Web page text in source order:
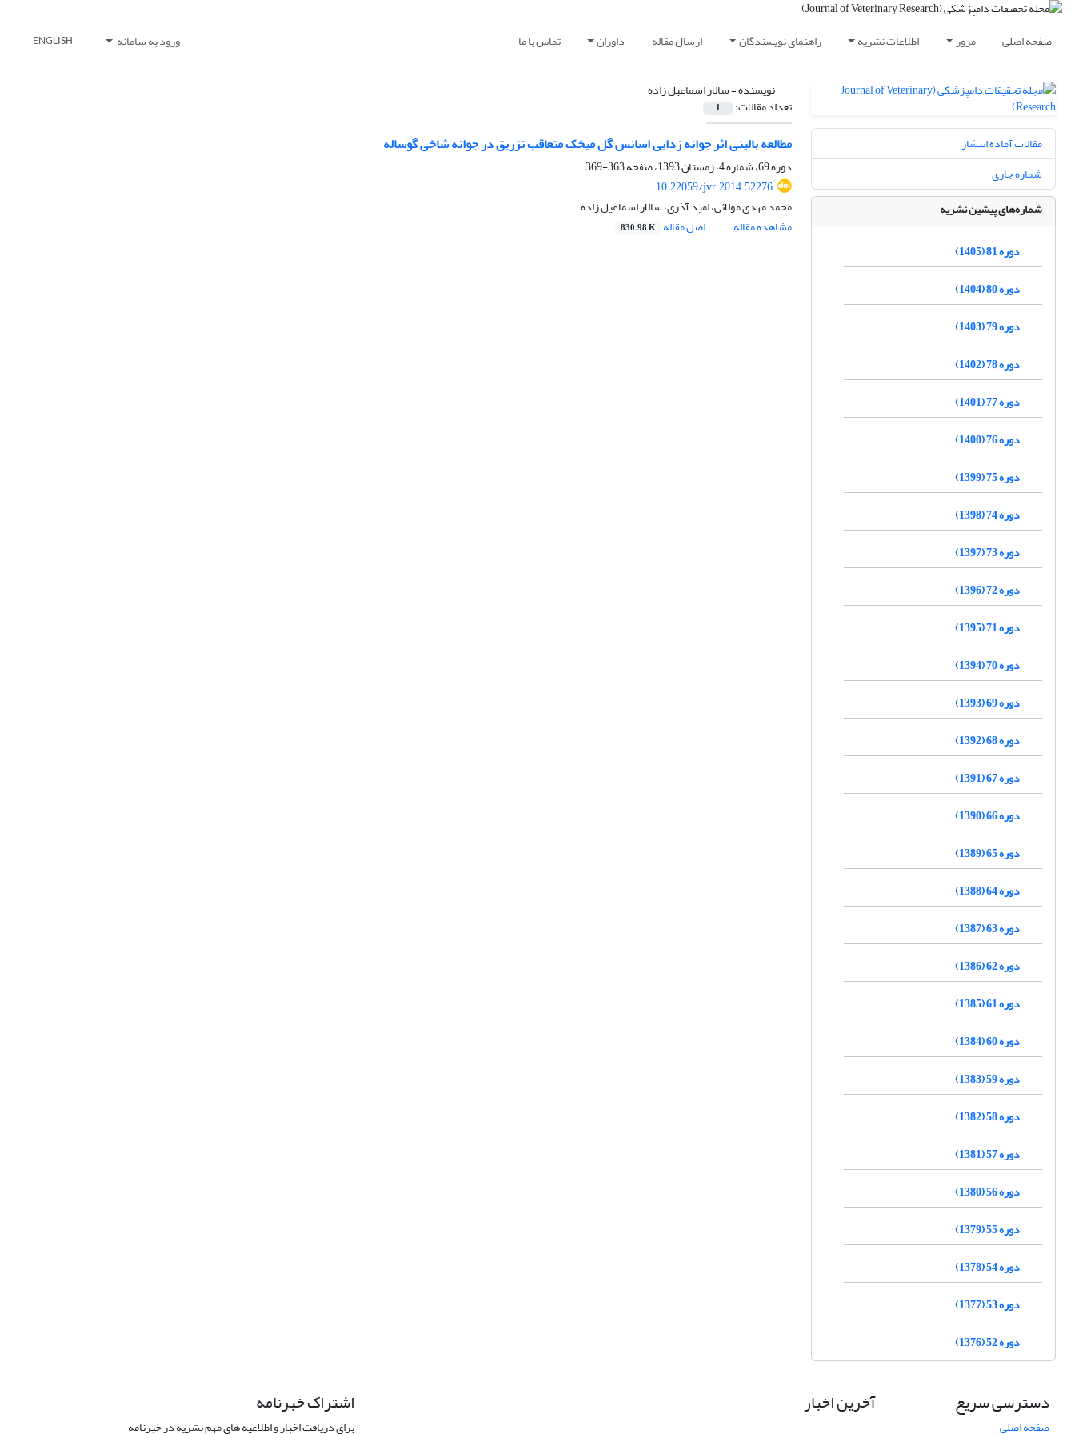
صفحه اصلی مرور اطلاعات نشریه راهنمای نویسندگان ارسال مقاله داوران تماس با ما ورود به سامانه ENGLISH
نویسنده =سالار اسماعیل زاده
تعداد مقالات: 1
مطالعه بالینی اثر جوانه زدایی اسانس گل میخک متعاقب تزریق در جوانه شاخی گوساله
دوره 69، شماره 4، زمستان 1393، صفحه
363-369
10.22059/jvr.2014.52276
محمد مهدی مولائی، امید آذری، سالار اسماعیل زاده
مشاهده مقاله
اصل مقاله 830.98 K
مقالات آماده انتشار
شماره جاری
شماره‌های پیشین نشریه
دوره 81 (1405)
دوره 80 (1404)
دوره 79 (1403)
دوره 78 (1402)
دوره 77 (1401)
دوره 76 (1400)
دوره 75 (1399)
دوره 74 (1398)
دوره 73 (1397)
دوره 72 (1396)
دوره 71 (1395)
دوره 70 (1394)
دوره 69 (1393)
دوره 68 (1392)
دوره 67 (1391)
دوره 66 (1390)
دوره 65 (1389)
دوره 64 (1388)
دوره 63 (1387)
دوره 62 (1386)
دوره 61 (1385)
دوره 60 (1384)
دوره 59 (1383)
دوره 58 (1382)
دوره 57 (1381)
دوره 56 (1380)
دوره 55 (1379)
دوره 54 (1378)
دوره 53 (1377)
دوره 52 (1376)
دسترسی سریع
صفحه اصلی
آخرین اخبار اشتراک خبرنامه
برای دریافت اخبار و اطلاعیه های مهم نشریه در خبرنامه